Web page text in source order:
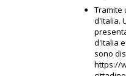
Tramite
d'Italia.
d'Italia
sono
https://